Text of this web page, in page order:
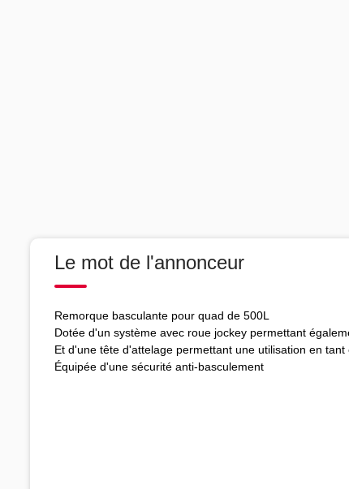
Le mot de l'annonceur
Remorque basculante pour quad de 500L
Dotée d'un système avec roue jockey permettant
Et d'une tête d'attelage permettant une utilisation en
Équipée d'une sécurité anti-basculement